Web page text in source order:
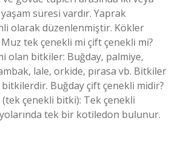
süresi vardır. Yaprak
olarak düzenlenmiştir. Kökler
tek çenekli mi çift çenekli mi?
olan bitkiler: Buğday, palmiye,
lale, orkide, pırasa vb. Bitkiler
Buğday çift çenekli midir?
çenekli bitki): Tek çenekli
tek bir kotiledon bulunur.